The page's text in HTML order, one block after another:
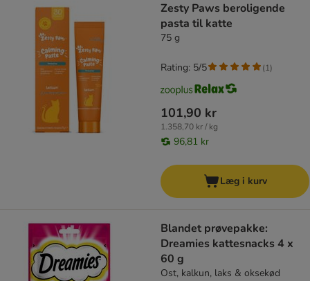
Zesty Paws beroligende
pasta til katte
75 g
101,90 kr
1.358,70 kr / kg
96,81 kr
Rating: 5/5 (1)
Læg i kurv
Blandet prøvepakke:
Dreamies kattesnacks 4 x
60 g
Ost, kalkun, laks & oksekød